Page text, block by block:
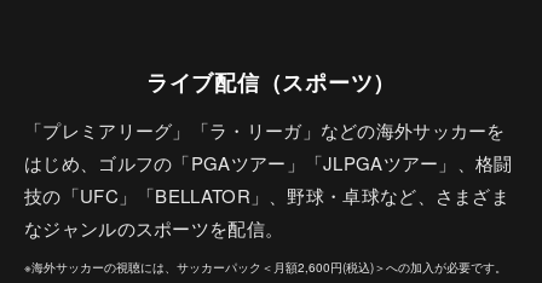
ライブ配信（スポーツ）
「プレミアリーグ」「ラ・リーガ」などの海外サッカーを
はじめ、ゴルフの「PGAツアー」「JLPGAツアー」、格闘
技の「UFC」「BELLATOR」、野球・卓球など、さまざま
なジャンルのスポーツを配信。
※海外サッカーの視聴には、サッカーパック＜月額2,600円(税込)＞への加入が必要です。